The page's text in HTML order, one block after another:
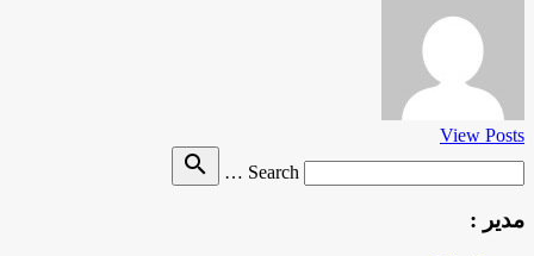
View Posts
Search …
search
مدیر :